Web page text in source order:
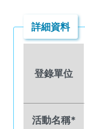
詳細資料
登錄單位
活動名稱*